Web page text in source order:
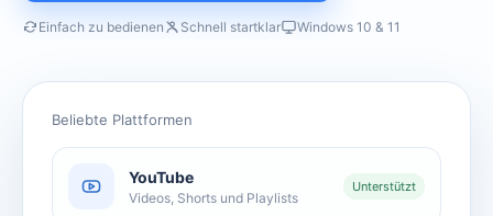
Einfach zu bedienen Schnell startklar Windows 10 & 11
Beliebte Plattformen
YouTube
Videos, Shorts und Playlists
Unterstützt